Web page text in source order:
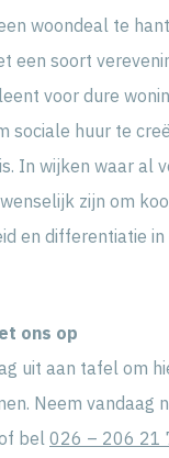
woondeal te
een soort
voor dure
sociale huur te
In wijken waar al
zijn om
en differentiatie in
ons op
uit aan tafel om
Neem vandaag
bel 026 – 206 21